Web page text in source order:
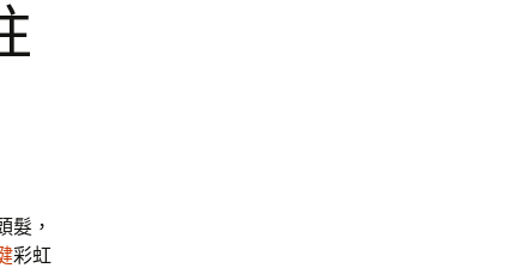
髮，
彩虹